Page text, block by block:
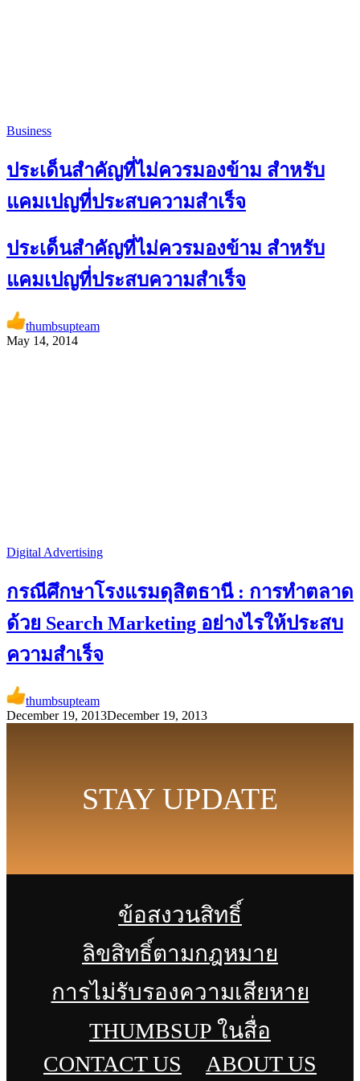
Business
ประเด็นสำคัญที่ไม่ควรมองข้าม สำหรับ
แคมเปญที่ประสบความสำเร็จ
ประเด็นสำคัญที่ไม่ควรมองข้าม สำหรับ
แคมเปญที่ประสบความสำเร็จ
thumbsupteam
May 14, 2014
Digital Advertising
กรณีศึกษาโรงแรมดุสิตธานี : การทำตลาด
ด้วย Search Marketing อย่างไรให้ประสบ
ความสำเร็จ
thumbsupteam
December 19, 2013December 19, 2013
STAY UPDATE
ข้อสงวนสิทธิ์
ลิขสิทธิ์ตามกฎหมาย
การไม่รับรองความเสียหาย
THUMBSUP ในสื่อ
CONTACT US
ABOUT US